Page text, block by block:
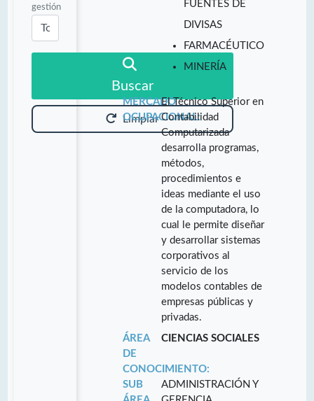
gestión
Buscar
Limpiar
FUENTES DE
DIVISAS
FARMACÉUTICO
MINERÍA
MERCADO
OCUPACIONAL:
El Técnico Superior en
Contabilidad
Computarizada
desarrolla programas,
métodos,
procedimientos e
ideas mediante el uso
de la computadora, lo
cual le permite diseñar
y desarrollar sistemas
corporativos al
servicio de los
modelos contables de
empresas públicas y
privadas.
ÁREA
DE
CONOCIMIENTO:
CIENCIAS SOCIALES
SUB
ADMINISTRACIÓN Y